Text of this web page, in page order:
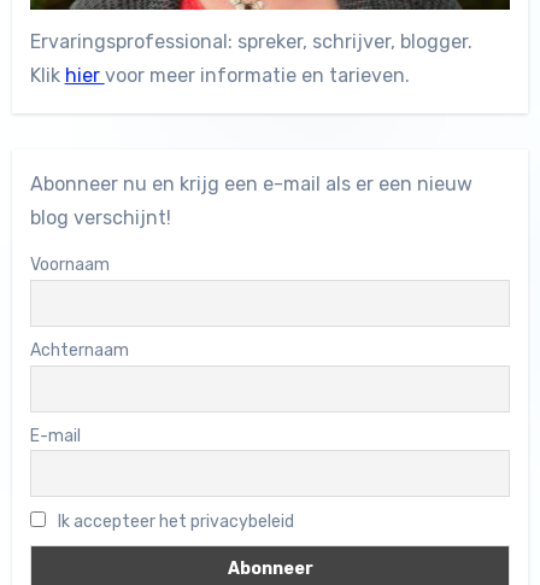
Ervaringsprofessional: spreker, schrijver, blogger.
Klik hier voor meer informatie en tarieven.
Abonneer nu en krijg een e-mail als er een nieuw
blog verschijnt!
Voornaam
Achternaam
E-mail
Ik accepteer het privacybeleid